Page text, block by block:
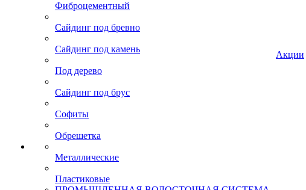
Фиброцементный
Сайдинг под бревно
Сайдинг под камень
Под дерево
Сайдинг под брус
Софиты
Обрешетка
Металлические
Пластиковые
Акции